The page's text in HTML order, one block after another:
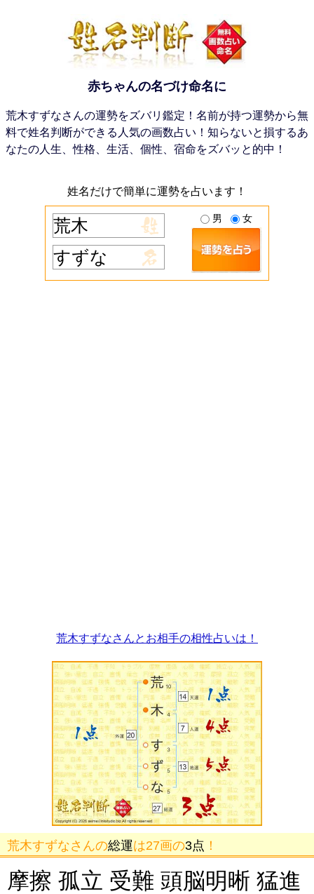
赤ちゃんの名づけ命名に
荒木すずなさんの運勢をズバリ鑑定！名前が持つ運勢から無
料で姓名判断ができる人気の画数占い！知らないと損するあ
なたの人生、性格、生活、個性、宿命をズバッと的中！
姓名だけで簡単に運勢を占います！
男 女
荒木すずなさんとお相手の相性占いは！
荒木すずなさんの総運は27画の3点 ！
摩擦 孤立 受難 頭脳明晰 猛進